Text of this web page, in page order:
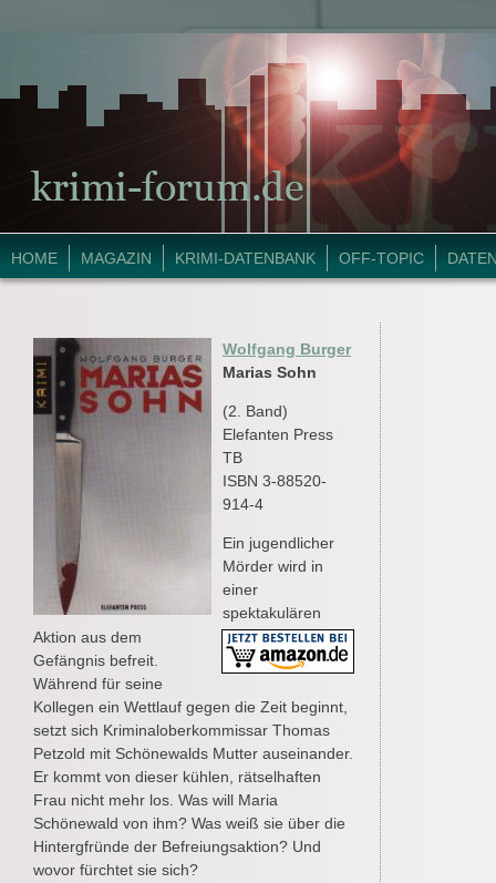
HOME MAGAZIN KRIMI-DATENBANK OFF-TOPIC
Wolfgang Burger
Marias Sohn
(2. Band)
Elefanten Press
TB
ISBN 3-88520-
914-4
Ein jugendlicher
Mörder wird in
einer
spektakulären
Aktion aus dem
Gefängnis befreit.
Während für seine
Kollegen ein Wettlauf gegen die Zeit beginnt,
setzt sich Kriminaloberkommissar Thomas
Petzold mit Schönewalds Mutter auseinander.
Er kommt von dieser kühlen, rätselhaften
Frau nicht mehr los. Was will Maria
Schönewald von ihm? Was weiß sie über die
Hintergfründe der Befreiungsaktion? Und
wovor fürchtet sie sich?